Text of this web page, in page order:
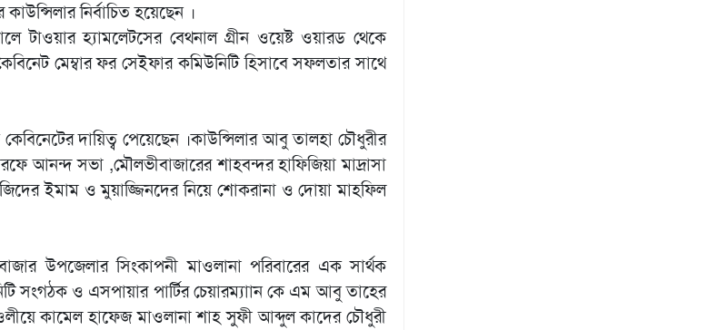
নির্বাচিত হয়েছেন ।
টাওয়ার হ্যামলেটসের বেথনাল গ্রীন ওয়েষ্ট ওয়ারড থেকে
মেম্বার ফর সেইফার কমিউনিটি হিসাবে সফলতার সাথে
দায়িত্ব পেয়েছেন ।কাউন্সিলার আবু তালহা চৌধুরীর
আনন্দ সভা ,মৌলভীবাজারের শাহবন্দর হাফিজিয়া মাদ্রাসা
ইমাম ও মুয়াজ্জিনদের নিয়ে শোকরানা ও দোয়া মাহফিল
উপজেলার সিংকাপনী মাওলানা পরিবারের এক সার্থক
সংগঠক ও এসপায়ার পার্টির চেয়ারম‍্যাান কে এম আবু তাহের
কামেল হাফেজ মাওলানা শাহ সুফী আব্দুল কাদের চৌধুরী